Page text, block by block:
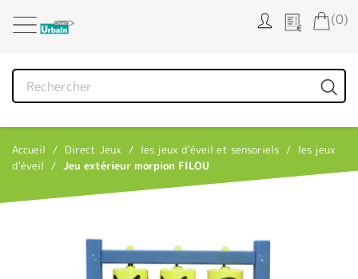
(0)
Accueil Direct Jeux les jeux d'éveil et sensoriels
les jeux
d'éveil
Jeu extérieur morpion FILOU